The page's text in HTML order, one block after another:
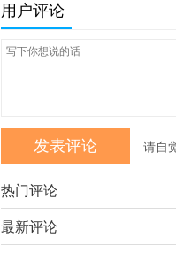
用户评论
请自
热门评论
最新评论